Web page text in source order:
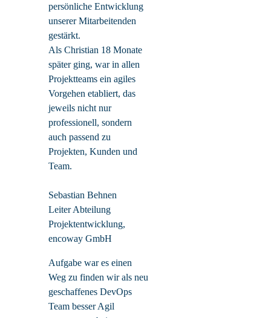
persönliche Entwicklung
unserer Mitarbeitenden
gestärkt.
Als Christian 18 Monate
später ging, war in allen
Projektteams ein agiles
Vorgehen etabliert, das
jeweils nicht nur
professionell, sondern
auch passend zu
Projekten, Kunden und
Team.
Sebastian Behnen
Leiter Abteilung
Projektentwicklung,
encoway GmbH
Aufgabe war es einen
Weg zu finden wir als neu
geschaffenes DevOps
Team besser Agil